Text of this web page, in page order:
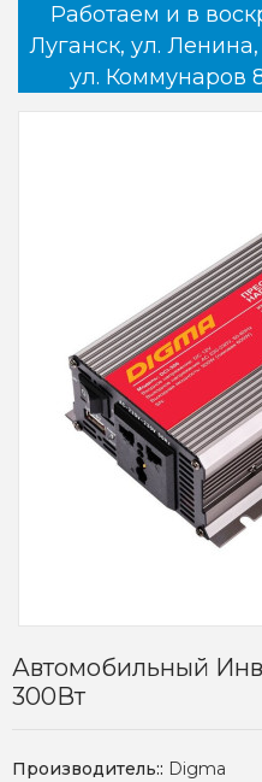
Работаем и в
Луганск, ул.
ул. Коммунаров
Автомобильный
300Вт
Производитель:: Digma